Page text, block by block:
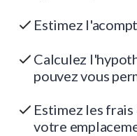
Estimez
Calculez
pouvez vous
Estimez les
votre